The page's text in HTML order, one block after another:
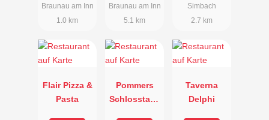
Braunau am Inn
1.0 km
Braunau am Inn
5.1 km
Simbach
2.7 km
Flair Pizza &
Pasta
Pommers
Schlosstave
Taverna
Delphi